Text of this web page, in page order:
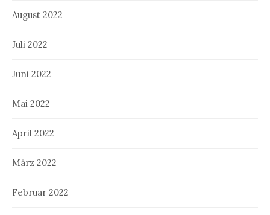
August 2022
Juli 2022
Juni 2022
Mai 2022
April 2022
März 2022
Februar 2022